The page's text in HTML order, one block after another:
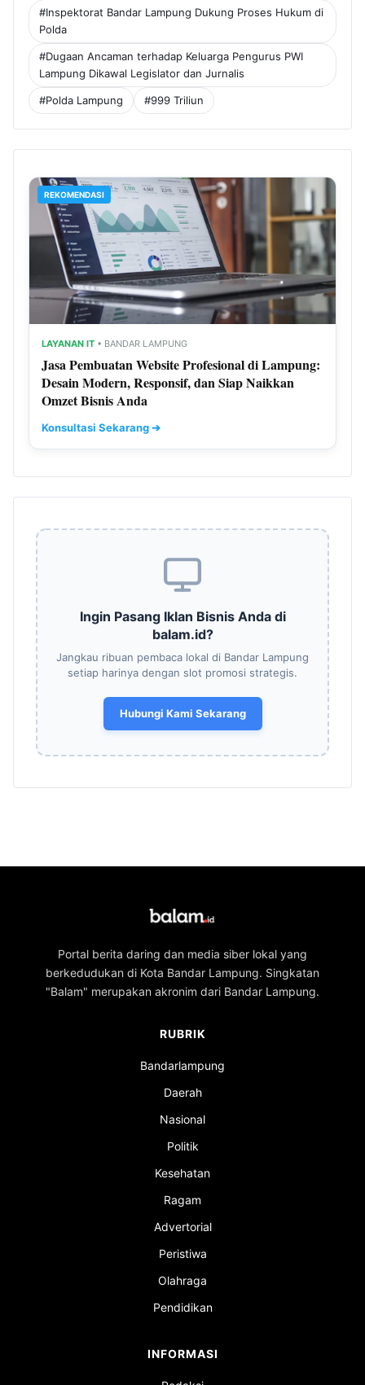
#Inspektorat Bandar Lampung Dukung Proses Hukum di
Polda
#Dugaan Ancaman terhadap Keluarga Pengurus PWI
Lampung Dikawal Legislator dan Jurnalis
#Polda Lampung #999 Triliun
REKOMENDASI
LAYANAN IT • BANDAR LAMPUNG
Jasa Pembuatan Website Profesional di Lampung:
Desain Modern, Responsif, dan Siap Naikkan
Omzet Bisnis Anda
Konsultasi Sekarang ➔
Ingin Pasang Iklan Bisnis Anda di
balam.id?
Jangkau ribuan pembaca lokal di Bandar Lampung
setiap harinya dengan slot promosi strategis.
Hubungi Kami Sekarang
Portal berita daring dan media siber lokal yang
berkedudukan di Kota Bandar Lampung. Singkatan
"Balam" merupakan akronim dari Bandar Lampung.
RUBRIK
Bandarlampung
Daerah
Nasional
Politik
Kesehatan
Ragam
Advertorial
Peristiwa
Olahraga
Pendidikan
INFORMASI